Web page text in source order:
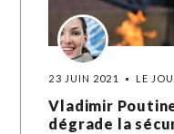
23 JUIN 2021 LE
Vladimir
dégrade la